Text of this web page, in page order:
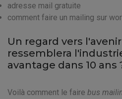
adresse mail gratuite
comment faire un mailing sur
Un regard vers
ressemblera
avantage dans 10 ans
Voilà comment le faire bus